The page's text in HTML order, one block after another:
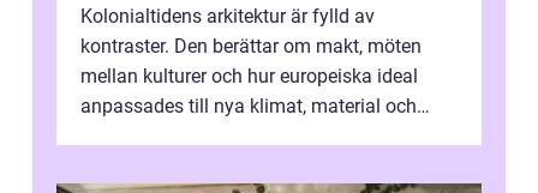
Kolonialtidens arkitektur är fylld av
kontraster. Den berättar om makt, möten
mellan kulturer och hur europeiska ideal
anpassades till nya klimat, material och